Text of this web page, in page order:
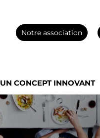
Notre association
UN CONCEPT INNOVANT